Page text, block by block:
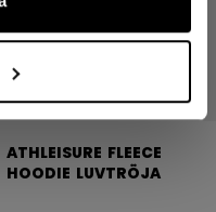
ATHLEISURE FLEECE
HOODIE LUVTRÖJA